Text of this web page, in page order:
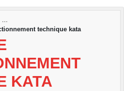
technique kata
KATA